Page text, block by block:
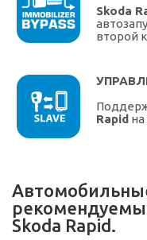
Skoda
второй
Rapid
Skoda Rapid.